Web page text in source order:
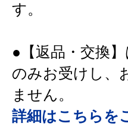
す。
●【返品・交換
のみお受けし、
ません。
詳細はこちらを